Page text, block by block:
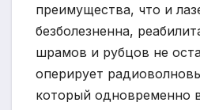
преимущества, что и
безболезненна,
шрамов и рубцов не
оперирует
который одновременно